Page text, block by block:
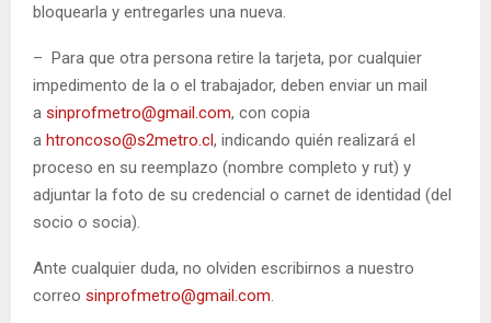
bloquearla y entregarles una nueva.
– Para que otra persona retire la tarjeta, por cualquier
impedimento de la o el trabajador, deben enviar un mail
a sinprofmetro@gmail.com, con copia
a htroncoso@s2metro.cl, indicando quién realizará el
proceso en su reemplazo (nombre completo y rut) y
adjuntar la foto de su credencial o carnet de identidad (del
socio o socia).
Ante cualquier duda, no olviden escribirnos a nuestro
correo sinprofmetro@gmail.com